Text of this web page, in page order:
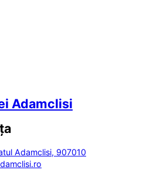
Adamclisi
Adamclisi, 907010